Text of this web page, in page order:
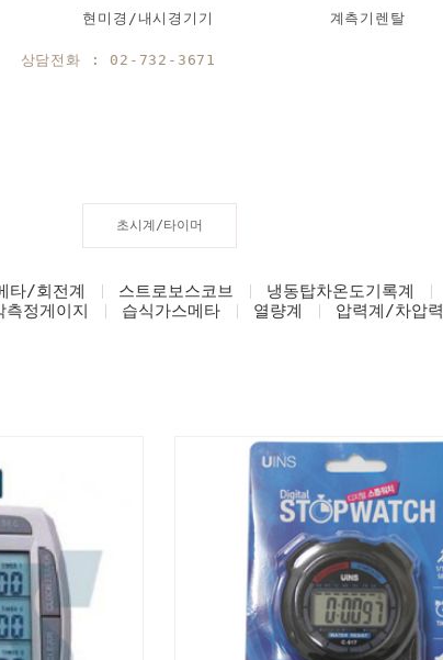
현미경/내시경기기 계측기렌탈
상담전화 : 02-732-3671
초시계/타이머
타/회전계 스트로보스코브 냉동탑차온도기록계
측정게이지 습식가스메타 열량계 압력계/차압력